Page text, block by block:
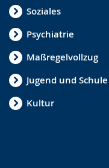
Soziales
Psychiatrie
Maßregelvollzug
Jugend und Schule
Kultur